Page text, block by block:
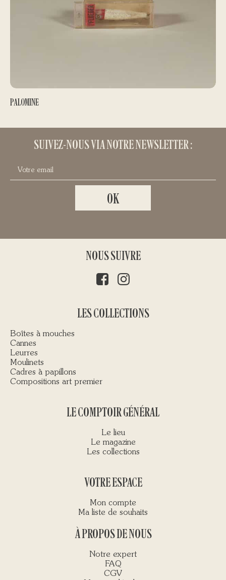
PALOMINE
SUIVEZ-NOUS VIA NOTRE NEWSLETTER :
NOUS SUIVRE
LES COLLECTIONS
Boîtes à mouches
Cannes
Leurres
Moulinets
Cadres à papillons
Compositions art premier
LE COMPTOIR GÉNÉRAL
Le lieu
Le magazine
Les collections
VOTRE ESPACE
Mon compte
Ma liste de souhaits
À PROPOS DE NOUS
Notre expert
FAQ
CGV